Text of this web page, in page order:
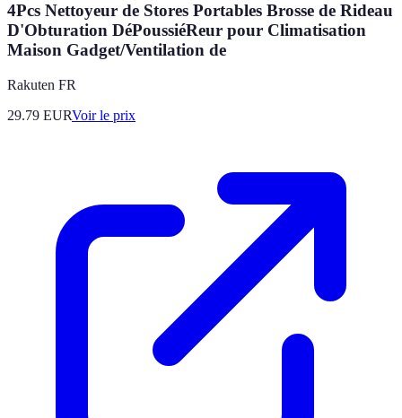
4Pcs Nettoyeur de Stores Portables Brosse de Rideau
D'Obturation DéPoussiéReur pour Climatisation
Maison Gadget/Ventilation de
Rakuten FR
29.79 EURVoir le prix